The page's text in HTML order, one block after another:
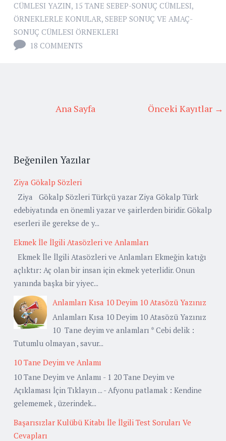
CÜMLESI YAZIN, 15 TANE SEBEP-SONUÇ CÜMLESI,
ÖRNEKLERLE KONULAR, SEBEP SONUÇ VE AMAÇ-
SONUÇ CÜMLESI ÖRNEKLERI
18 COMMENTS
Önceki Kayıtlar →
Ana Sayfa
Beğenilen Yazılar
Ziya Gökalp Sözleri
Ziya Gökalp Sözleri Türkçü yazar Ziya Gökalp Türk
edebiyatında en önemli yazar ve şairlerden biridir. Gökalp
eserleri ile gerekse de y...
Ekmek İle İlgili Atasözleri ve Anlamları
Ekmek İle İlgili Atasözleri ve Anlamları Ekmeğin katığı
açlıktır: Aç olan bir insan için ekmek yeterlidir. Onun
yanında başka bir yiyec...
Anlamları Kısa 10 Deyim 10 Atasözü Yazınız
Anlamları Kısa 10 Deyim 10 Atasözü Yazınız
10 Tane deyim ve anlamları * Cebi delik :
Tutumlu olmayan , savur...
10 Tane Deyim ve Anlamı
10 Tane Deyim ve Anlamı - 1 20 Tane Deyim ve
Açıklaması İçin Tıklayın ... - Afyonu patlamak : Kendine
gelememek , üzerindek...
Başarısızlar Kulübü Kitabı İle İlgili Test Soruları Ve
Cevapları